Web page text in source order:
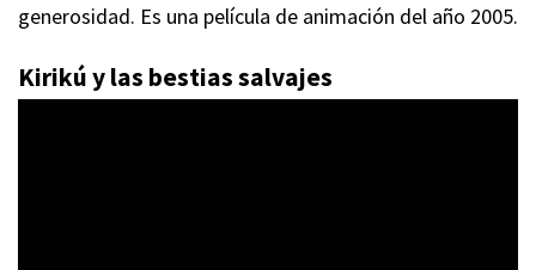
generosidad. Es una película de animación del año 2005.
Kirikú y las bestias salvajes